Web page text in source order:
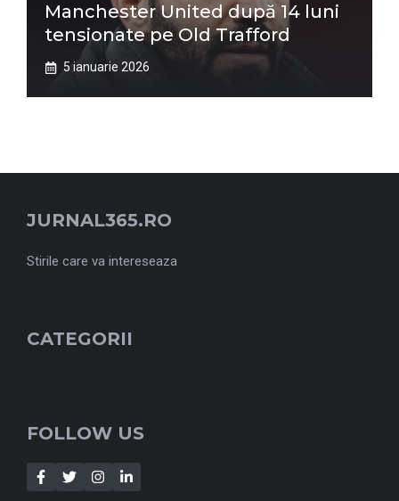
Manchester United după 14 luni
tensionate pe Old Trafford
5 ianuarie 2026
JURNAL365.RO
Stirile care va intereseaza
CATEGORII
FOLLOW US